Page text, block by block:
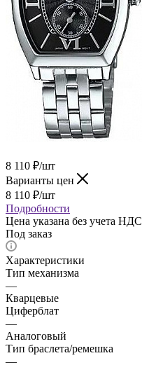
8 110 ₽/шт
Варианты цен
8 110 ₽/шт
Подробности
Цена указана без учета НДС
Под заказ
Характеристики
Тип механизма
—
Кварцевые
Циферблат
—
Аналоговый
Тип браслета/ремешка
—